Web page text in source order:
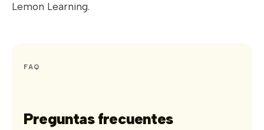
Lemon Learning.
FAQ
Preguntas frecuentes